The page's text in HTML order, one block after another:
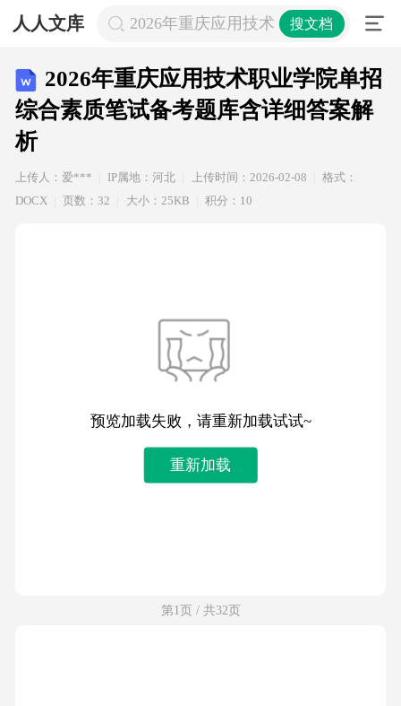
人人文库 2026年重庆应用技术职业学院单招综
搜文档
2026年重庆应用技术职业学院单招
综合素质笔试备考题库含详细答案解
析
上传人：爱*** IP属地：河北 上传时间：2026-02-08
格式：
DOCX
页数：32 大小：25KB 积分：10
预览加载失败，请重新加载试试~
重新加载
第1页 / 共32页